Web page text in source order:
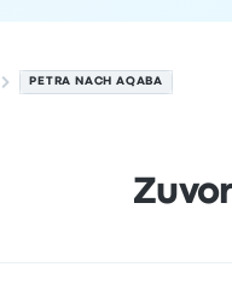
PETRA NACH AQABA